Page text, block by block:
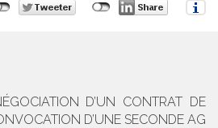
D’UN CONTRAT DE
D’UNE SECONDE AG